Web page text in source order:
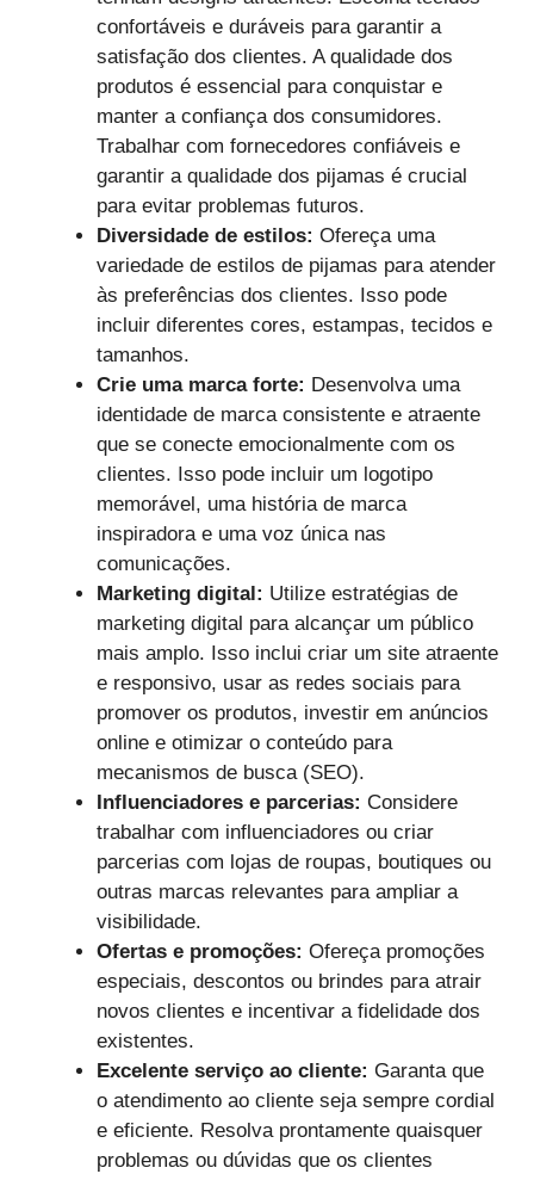
confortáveis e duráveis para garantir a
satisfação dos clientes. A qualidade dos
produtos é essencial para conquistar e
manter a confiança dos consumidores.
Trabalhar com fornecedores confiáveis e
garantir a qualidade dos pijamas é crucial
para evitar problemas futuros.
Diversidade de estilos: Ofereça uma
variedade de estilos de pijamas para atender
às preferências dos clientes. Isso pode
incluir diferentes cores, estampas, tecidos e
tamanhos.
Crie uma marca forte: Desenvolva uma
identidade de marca consistente e atraente
que se conecte emocionalmente com os
clientes. Isso pode incluir um logotipo
memorável, uma história de marca
inspiradora e uma voz única nas
comunicações.
Marketing digital: Utilize estratégias de
marketing digital para alcançar um público
mais amplo. Isso inclui criar um site atraente
e responsivo, usar as redes sociais para
promover os produtos, investir em anúncios
online e otimizar o conteúdo para
mecanismos de busca (SEO).
Influenciadores e parcerias: Considere
trabalhar com influenciadores ou criar
parcerias com lojas de roupas, boutiques ou
outras marcas relevantes para ampliar a
visibilidade.
Ofertas e promoções: Ofereça promoções
especiais, descontos ou brindes para atrair
novos clientes e incentivar a fidelidade dos
existentes.
Excelente serviço ao cliente: Garanta que
o atendimento ao cliente seja sempre cordial
e eficiente. Resolva prontamente quaisquer
problemas ou dúvidas que os clientes